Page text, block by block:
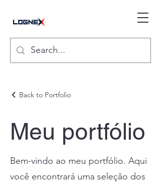
Back to Portfolio
Meu portfólio
Bem-vindo ao meu portfólio. Aqui
você encontrará uma seleção dos